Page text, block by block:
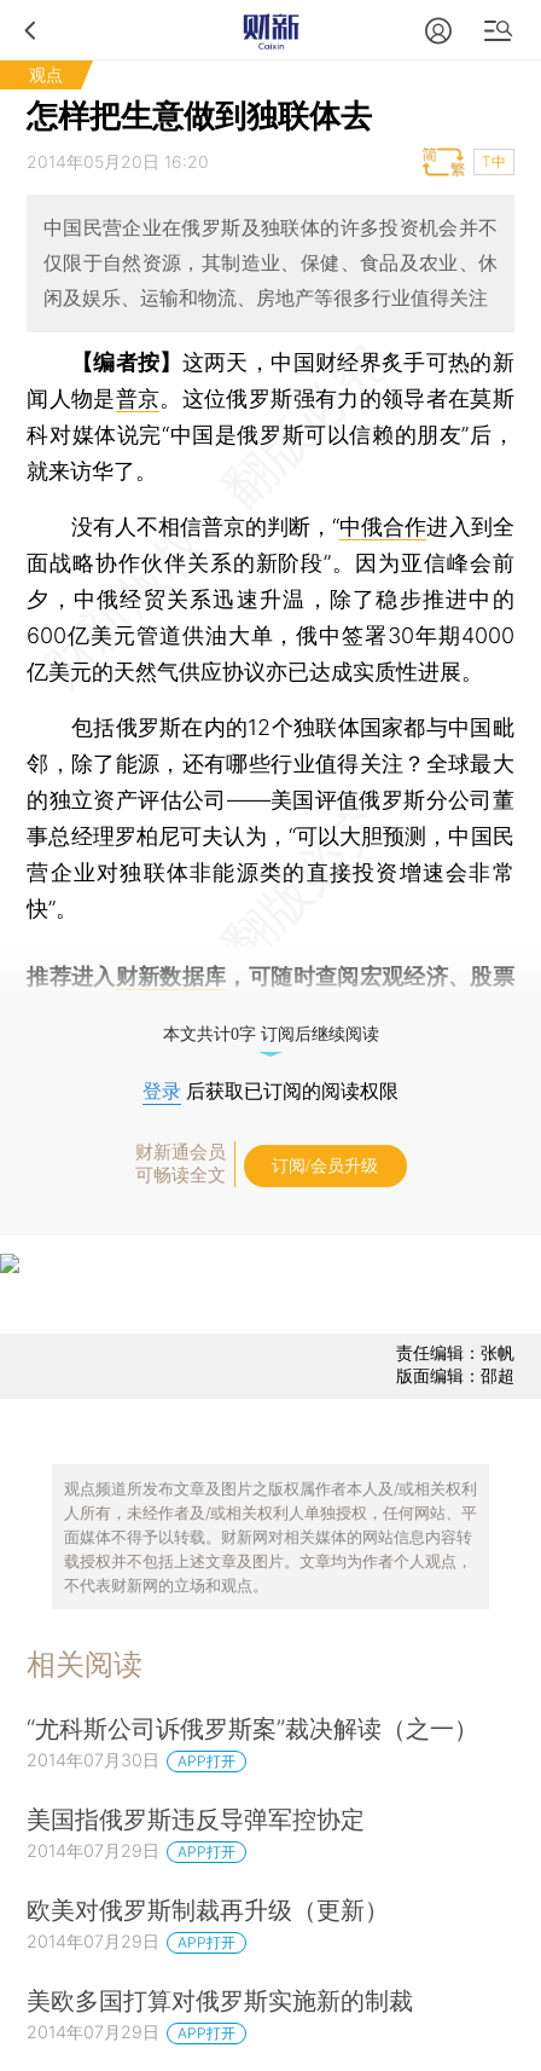
观点
怎样把生意做到独联体去
2014年05月20日 16:20 T中
中国民营企业在俄罗斯及独联体的许多投资机会并不
仅限于自然资源，其制造业、保健、食品及农业、休
闲及娱乐、运输和物流、房地产等很多行业值得关注
【编者按】 这两天，中国财经界炙手可热的新
闻人物是普京。这位俄罗斯强有力的领导者在莫斯
科对媒体说完“中国是俄罗斯可以信赖的朋友”后，
就来访华了。
没有人不相信普京的判断，“中俄合作进入到全
面战略协作伙伴关系的新阶段”。因为亚信峰会前
夕，中俄经贸关系迅速升温，除了稳步推进中的
600亿美元管道供油大单，俄中签署30年期4000
亿美元的天然气供应协议亦已达成实质性进展。
包括俄罗斯在内的12个独联体国家都与中国毗
邻，除了能源，还有哪些行业值得关注？全球最大
的独立资产评估公司——美国评值俄罗斯分公司董
事总经理罗柏尼可夫认为，“可以大胆预测，中国民
营企业对独联体非能源类的直接投资增速会非常
快”。
推荐进入 财新数据库 ，可随时查阅宏观经济、股票
本文共计0字 订阅后继续阅读
登录 后获取已订阅的阅读权限
财新通会员
可畅读全文
订阅/会员升级
责任编辑：张帆
版面编辑：邵超
观点频道所发布文章及图片之版权属作者本人及/或相关权利
人所有，未经作者及/或相关权利人单独授权，任何网站、平
面媒体不得予以转载。财新网对相关媒体的网站信息内容转
载授权并不包括上述文章及图片。文章均为作者个人观点，
不代表财新网的立场和观点。
相关阅读
“尤科斯公司诉俄罗斯案”裁决解读（之一）
2014年07月30日 APP打开
美国指俄罗斯违反导弹军控协定
2014年07月29日 APP打开
欧美对俄罗斯制裁再升级（更新）
2014年07月29日 APP打开
美欧多国打算对俄罗斯实施新的制裁
2014年07月29日 APP打开